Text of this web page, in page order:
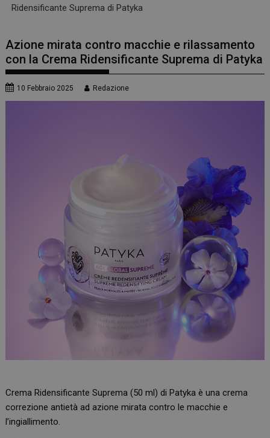
Ridensificante Suprema di Patyka
Azione mirata contro macchie e rilassamento
con la Crema Ridensificante Suprema di Patyka
10 Febbraio 2025 Redazione
Crema Ridensificante Suprema (50 ml) di Patyka è una crema
correzione antietà ad azione mirata contro le macchie e
l’ingiallimento.